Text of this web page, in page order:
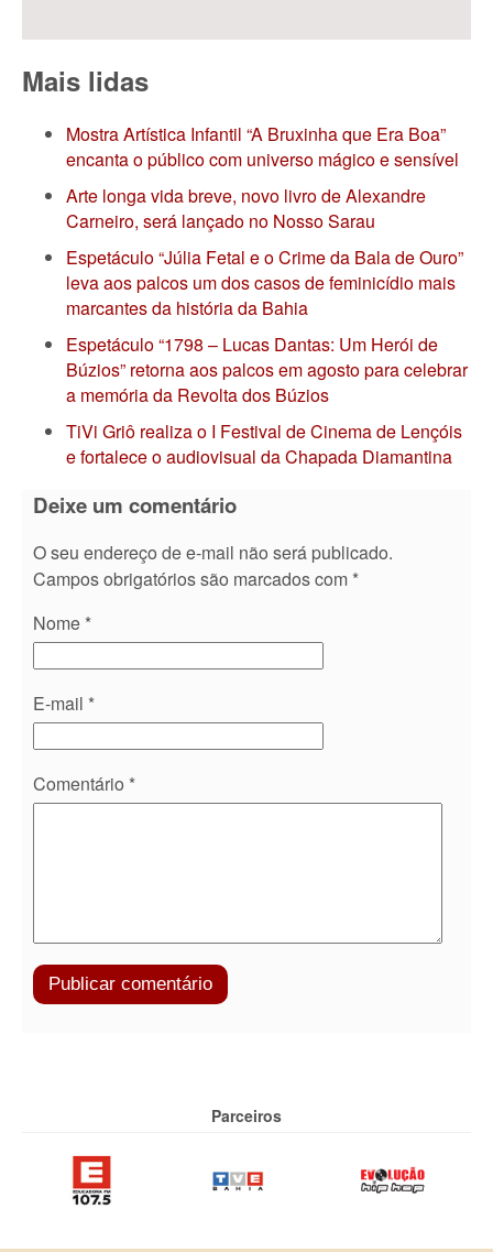
Mais lidas
Mostra Artística Infantil “A Bruxinha que Era Boa”
encanta o público com universo mágico e sensível
Arte longa vida breve, novo livro de Alexandre
Carneiro, será lançado no Nosso Sarau
Espetáculo “Júlia Fetal e o Crime da Bala de Ouro”
leva aos palcos um dos casos de feminicídio mais
marcantes da história da Bahia
Espetáculo “1798 – Lucas Dantas: Um Herói de
Búzios” retorna aos palcos em agosto para celebrar
a memória da Revolta dos Búzios
TiVi Griô realiza o I Festival de Cinema de Lençóis
e fortalece o audiovisual da Chapada Diamantina
Deixe um comentário
O seu endereço de e-mail não será publicado.
Campos obrigatórios são marcados com *
Nome *
E-mail *
Comentário *
Parceiros